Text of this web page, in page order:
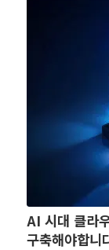
AI 시대 클라
구축해야합니